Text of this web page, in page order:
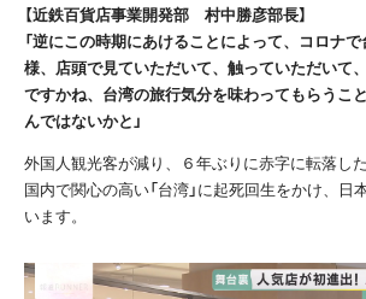
【近鉄百貨店事業開発部 村中勝彦部長】
「逆にこの時期にあけることによって、コロナ
様、店頭で見ていただいて、触っていただいて
ですかね、台湾の旅行気分を味わってもらうこ
んではないかと」
外国人観光客が減り、６年ぶりに赤字に転落した
国内で関心の高い「台湾」に起死回生をかけ、日
います。